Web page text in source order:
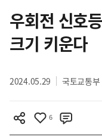
텐
츠
영
우회전 신호
크기 키운다
2024.05.29 국토교통부
6